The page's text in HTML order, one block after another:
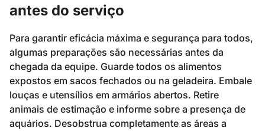
antes do serviço
Para garantir eficácia máxima e segurança para todos,
algumas preparações são necessárias antes da
chegada da equipe. Guarde todos os alimentos
expostos em sacos fechados ou na geladeira. Embale
louças e utensílios em armários abertos. Retire
animais de estimação e informe sobre a presença de
aquários. Desobstrua completamente as áreas a